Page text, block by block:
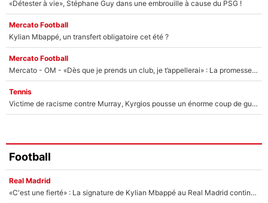
«Détester à vie», Stéphane Guy dans une embrouille à cause du PSG !
Mercato Football
Kylian Mbappé, un transfert obligatoire cet été ?
Mercato Football
Mercato - OM - «Dès que je prends un club, je t’appellerai» : La promesse de Marcelino au moment de claquer la porte
Tennis
Victime de racisme contre Murray, Kyrgios pousse un énorme coup de gueule !
Football
Real Madrid
«C'est une fierté» : La signature de Kylian Mbappé au Real Madrid continue de régaler l'Espagne